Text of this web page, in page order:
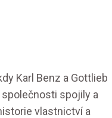
Karl Benz a Gottlieb
spojily a
vlastnictví a